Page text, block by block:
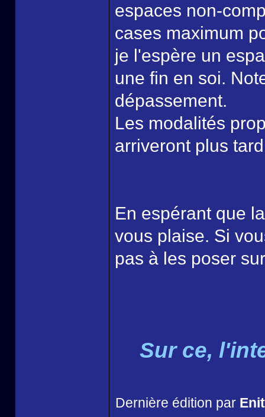
espaces non-
cases maximum
je l'espère un
une fin en soi.
dépassement.
Les modalités
arriveront plus
En espérant que
vous plaise. Si
pas à les poser
Sur ce,
Dernière édition par